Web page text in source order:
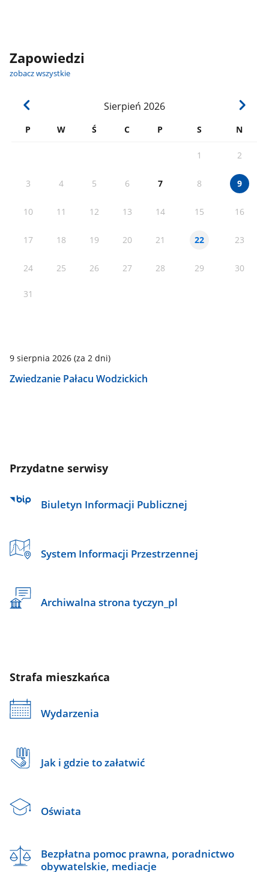
Zapowiedzi
zobacz wszystkie
Sierpień 2026
P W Ś C P S N
1 2
3 4 5 6 7 8 9
10 11 12 13 14 15 16
17 18 19 20 21 22 23
24 25 26 27 28 29 30
31
9 sierpnia 2026(za 2 dni)
Zwiedzanie Pałacu Wodzickich
Przydatne serwisy
Biuletyn Informacji Publicznej
System Informacji Przestrzennej
Archiwalna strona tyczyn_pl
Strafa mieszkańca
Wydarzenia
Jak i gdzie to załatwić
Oświata
Bezpłatna pomoc prawna, poradnictwo
obywatelskie, mediacje